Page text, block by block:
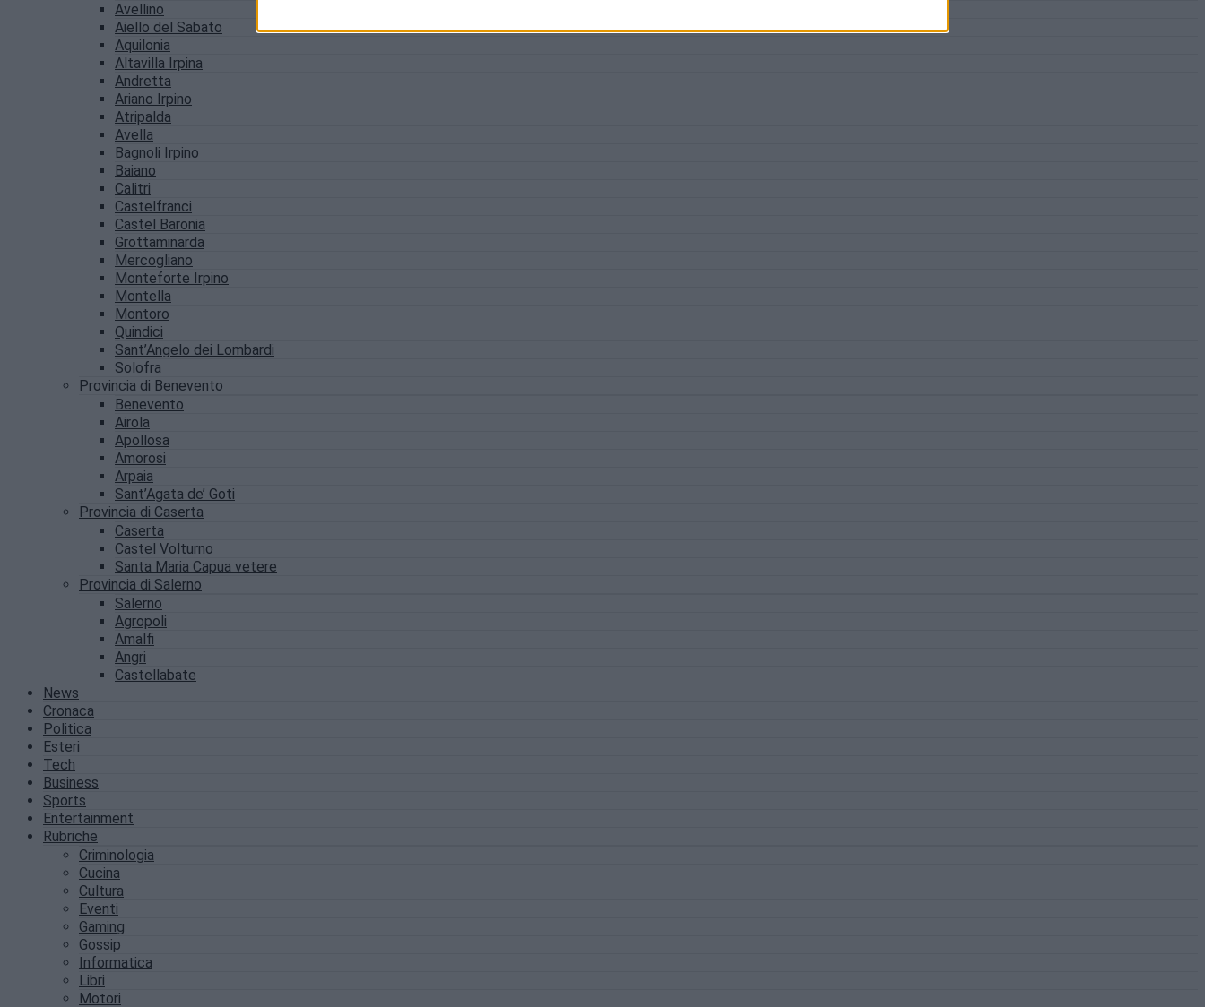
Avellino
Aiello del Sabato
Aquilonia
Altavilla Irpina
Andretta
Ariano Irpino
Atripalda
Avella
Bagnoli Irpino
Baiano
Calitri
Castelfranci
Castel Baronia
Grottaminarda
Mercogliano
Monteforte Irpino
Montella
Montoro
Quindici
Sant’Angelo dei Lombardi
Solofra
Provincia di Benevento
Benevento
Airola
Apollosa
Amorosi
Arpaia
Sant’Agata de’ Goti
Provincia di Caserta
Caserta
Castel Volturno
Santa Maria Capua vetere
Provincia di Salerno
Salerno
Agropoli
Amalfi
Angri
Castellabate
News
Cronaca
Politica
Esteri
Tech
Business
Sports
Entertainment
Rubriche
Criminologia
Cucina
Cultura
Eventi
Gaming
Gossip
Informatica
Libri
Motori